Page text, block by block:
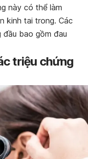
này có thể làm
kinh tai trong. Các
bao gồm đau
triệu chứng